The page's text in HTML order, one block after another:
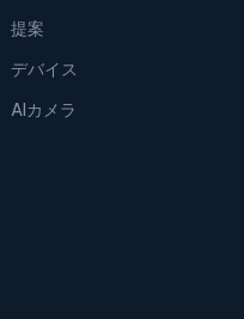
提案
デバイス
AIカメラ